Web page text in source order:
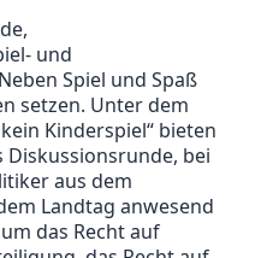
und
Spiel und Spaß
setzen. Unter dem
Kinderspiel“ bieten
bei
aus dem
Landtag anwesend
das Recht auf